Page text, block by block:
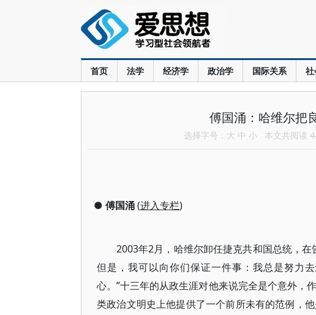
首页 法学 经济学 政治学 国际关系
傅国涌：哈维尔把
选择字号： 大 中 小 本文共阅读
● 傅国涌(进入专栏)
2003年2月，哈维尔卸任捷克共和国总统，在
但是，我可以向你们保证一件事：我总是努力
心。”十三年的从政生涯对他来说完全是个意外，
类政治文明史上他提供了一个前所未有的范例，